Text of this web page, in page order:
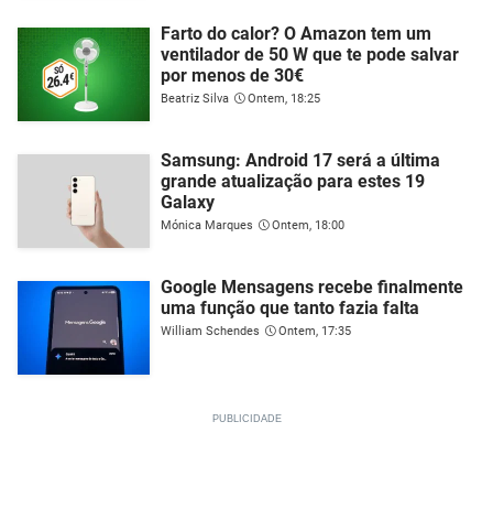
Farto do calor? O Amazon tem um
ventilador de 50 W que te pode salvar
por menos de 30€
Beatriz Silva Ontem, 18:25
Samsung: Android 17 será a última
grande atualização para estes 19
Galaxy
Mónica Marques Ontem, 18:00
Google Mensagens recebe finalmente
uma função que tanto fazia falta
William Schendes Ontem, 17:35